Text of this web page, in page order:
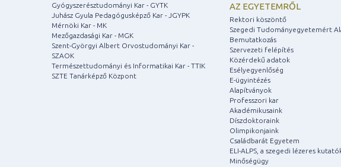
Gyógyszerésztudományi Kar - GYTK
Juhász Gyula Pedagógusképző Kar - JGYPK
Mérnöki Kar - MK
Mezőgazdasági Kar - MGK
Szent-Györgyi Albert Orvostudományi Kar -
SZAOK
Természettudományi és Informatikai Kar - TTIK
SZTE Tanárképző Központ
AZ EGYETEMRŐL
Rektori köszöntő
Szegedi Tudományegyetemért
Bemutatkozás
Szervezeti felépítés
Közérdekű adatok
Esélyegyenlőség
E-ügyintézés
Alapítványok
Professzori kar
Akadémikusaink
Díszdoktoraink
Olimpikonjaink
Családbarát Egyetem
ELI-ALPS, a szegedi lézeres
Minőségügy